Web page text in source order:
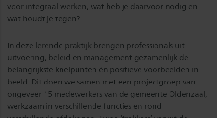
voor integraal werken, wat heb je daarvoor nodig en
wat houdt je tegen?
In deze lerende praktijk brengen professionals uit
uitvoering, beleid en management gezamenlijk de
belangrijkste knelpunten én positieve voorbeelden in
beeld. Dit doen we samen met een projectgroep van
ongeveer 15 medewerkers van de gemeente Oldenzaal,
werkzaam in verschillende functies en rond